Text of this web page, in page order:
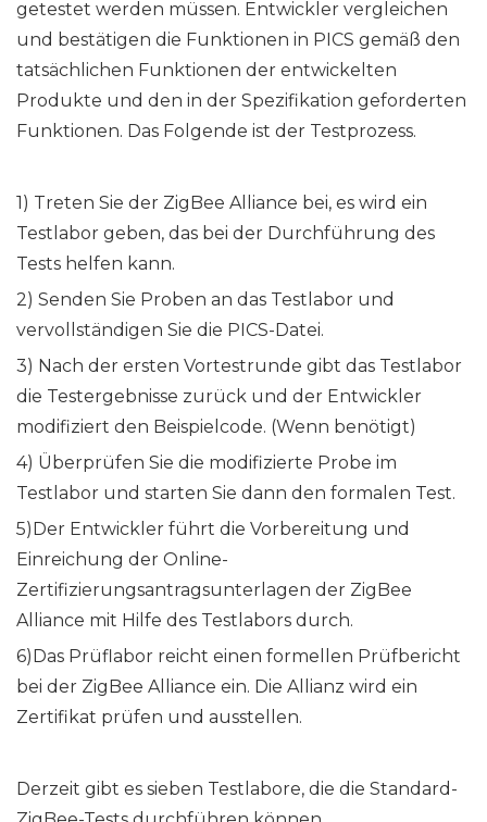
getestet werden müssen. Entwickler vergleichen
und bestätigen die Funktionen in PICS gemäß den
tatsächlichen Funktionen der entwickelten
Produkte und den in der Spezifikation geforderten
Funktionen. Das Folgende ist der Testprozess.
1) Treten Sie der ZigBee Alliance bei, es wird ein
Testlabor geben, das bei der Durchführung des
Tests helfen kann.
2) Senden Sie Proben an das Testlabor und
vervollständigen Sie die PICS-Datei.
3) Nach der ersten Vortestrunde gibt das Testlabor
die Testergebnisse zurück und der Entwickler
modifiziert den Beispielcode. (Wenn benötigt)
4) Überprüfen Sie die modifizierte Probe im
Testlabor und starten Sie dann den formalen Test.
5)Der Entwickler führt die Vorbereitung und
Einreichung der Online-
Zertifizierungsantragsunterlagen der ZigBee
Alliance mit Hilfe des Testlabors durch.
6)Das Prüflabor reicht einen formellen Prüfbericht
bei der ZigBee Alliance ein. Die Allianz wird ein
Zertifikat prüfen und ausstellen.
Derzeit gibt es sieben Testlabore, die die Standard-